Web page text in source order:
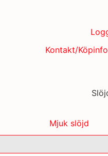
Kontakt/Köpinfo
Mjuk slöjd